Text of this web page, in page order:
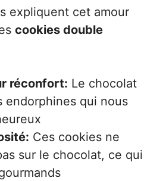
expliquent cet amour
cookies double
réconfort: Le chocolat
endorphines qui nous
Ces cookies ne
sur le chocolat, ce qui